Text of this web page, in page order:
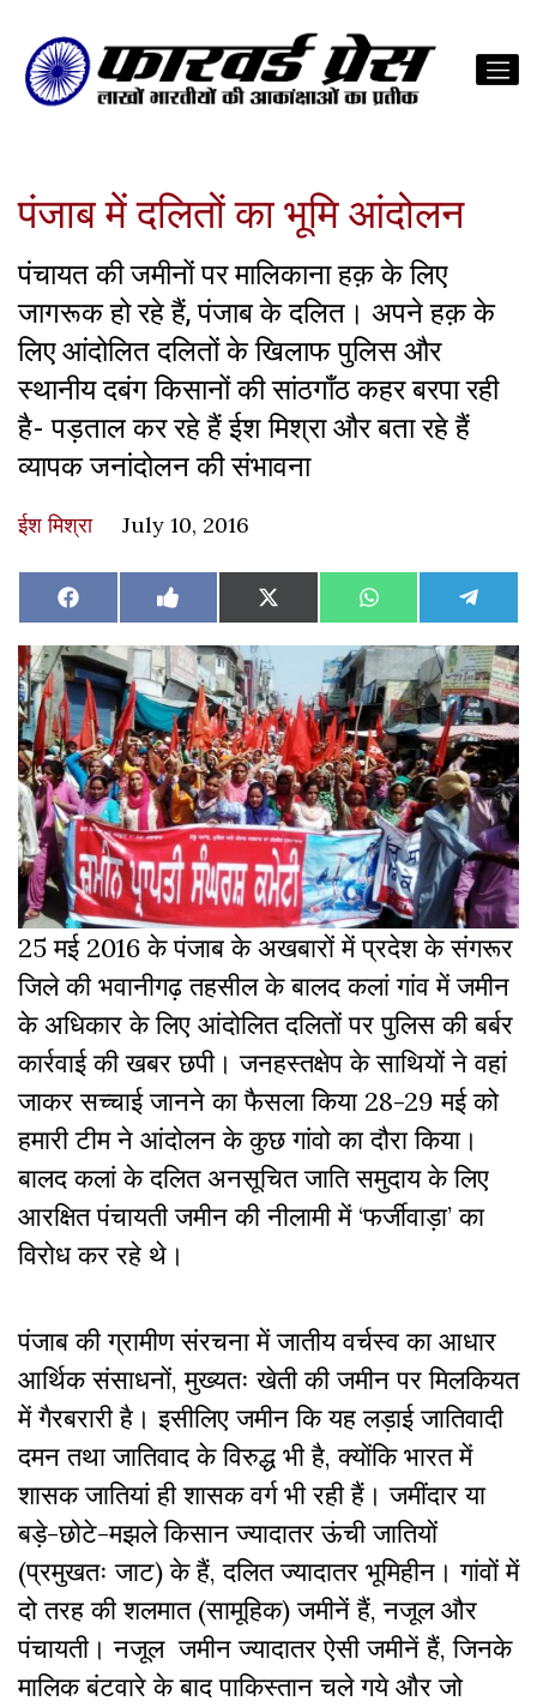
पंजाब में दलितों का भूमि आंदोलन
पंचायत की जमीनों पर मालिकाना हक़ के लिए
जागरूक हो रहे हैं, पंजाब के दलित। अपने हक़ के
लिए आंदोलित दलितों के खिलाफ पुलिस और
स्थानीय दबंग किसानों की सांठगाँठ कहर बरपा रही
है- पड़ताल कर रहे हैं ईश मिश्रा और बता रहे हैं
व्यापक जनांदोलन की संभावना
ईश मिश्रा July 10, 2016
Share
on
Facebook Share
on
Like
on
Facebook
Share
on
X
(Twitter)
Share
on
WhatsAppShare
on
25 मई 2016 के पंजाब के अखबारों में प्रदेश के संगरूर
जिले की भवानीगढ़ तहसील के बालद कलां गांव में जमीन
के अधिकार के लिए आंदोलित दलितों पर पुलिस की बर्बर
कार्रवाई की खबर छपी। जनहस्तक्षेप के साथियों ने वहां
जाकर सच्चाई जानने का फैसला किया 28-29 मई को
हमारी टीम ने आंदोलन के कुछ गांवो का दौरा किया।
बालद कलां के दलित अनसूचित जाति समुदाय के लिए
आरक्षित पंचायती जमीन की नीलामी में ‘फर्जीवाड़ा’ का
विरोध कर रहे थे।
पंजाब की ग्रामीण संरचना में जातीय वर्चस्व का आधार
आर्थिक संसाधनों, मुख्यतः खेती की जमीन पर मिलकियत
में गैरबरारी है। इसीलिए जमीन कि यह लड़ाई जातिवादी
दमन तथा जातिवाद के विरुद्ध भी है, क्योंकि भारत में
शासक जातियां ही शासक वर्ग भी रही हैं। जमींदार या
बड़े-छोटे-मझले किसान ज्यादातर ऊंची जातियों
(प्रमुखतः जाट) के हैं, दलित ज्यादातर भूमिहीन। गांवों में
दो तरह की शलमात (सामूहिक) जमीनें हैं, नजूल और
पंचायती। नजूल जमीन ज्यादातर ऐसी जमीनें हैं, जिनके
मालिक बंटवारे के बाद पाकिस्तान चले गये और जो